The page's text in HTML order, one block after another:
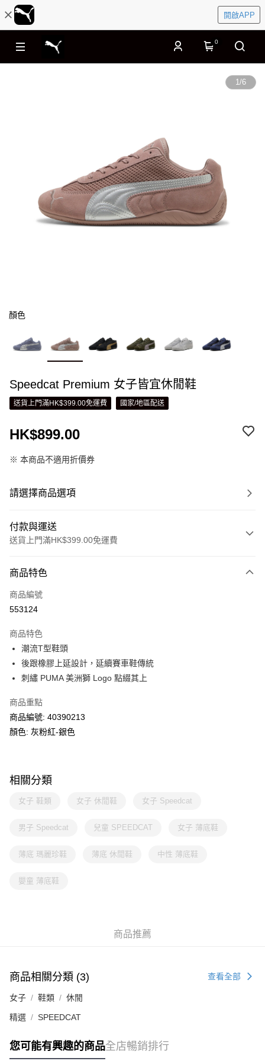
開啟APP
0
1/6
顏色
Speedcat Premium 女子皆宜休閒鞋
送貨上門滿HK$399.00免運費 國家/地區配送
HK$899.00
※ 本商品不適用折價券
請選擇商品選項
付款與運送
送貨上門滿HK$399.00免運費
信用卡
線上付款
Alipay, PayMe, WeChat Pay, UnionPay, FPS
送貨方式
單筆訂單淨值滿$399可享免運費優惠
每筆HK$30.00，滿HK$399.00或以上免運費
滿$599可享澳門免運費優惠
商品特色
商品編號
553124
商品特色
潮流T型鞋頭
後跟橡膠上延設計，延續賽車鞋傳統
刺繡 PUMA 美洲獅 Logo 點綴其上
商品重點
商品編號: 40390213
顏色: 灰粉紅-銀色
相關分類
女子 鞋類 女子 休閒鞋 女子 Speedcat
男子 Speedcat 兒童 SPEEDCAT 女子 薄底鞋
薄底 瑪麗珍鞋 薄底 休閒鞋 中性 薄底鞋
嬰童 薄底鞋
商品推薦
商品相關分類 (3) 查看全部
女子 鞋類 休閒
精選 SPEEDCAT
您可能有興趣的商品全店暢銷排行